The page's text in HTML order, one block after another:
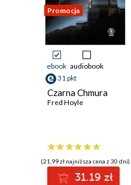
Promocja
ebook audiobook
31 pkt
Czarna Chmura
Fred Hoyle
(21,99 zł najniższa cena z 30 dni)
31.19 zł